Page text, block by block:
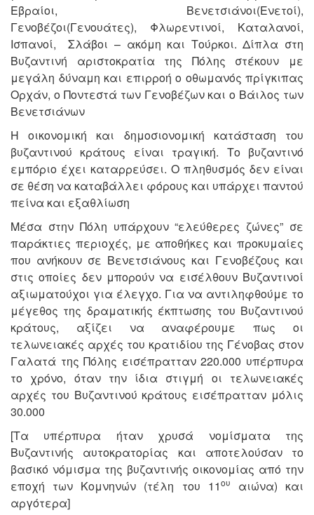
Εβραίοι, Βενετσιάνοι(Ενετοί),
Γενοβέζοι(Γενουάτες), Φλωρεντινοί, Καταλανοί,
Ισπανοί, Σλάβοι – ακόμη και Τούρκοι. Δίπλα στη
Βυζαντινή αριστοκρατία της Πόλης στέκουν με
μεγάλη δύναμη και επιρροή ο οθωμανός πρίγκιπας
Ορχάν, ο Ποντεστά των Γενοβέζων και ο Βάιλος των
Βενετσιάνων
Η οικονομική και δημοσιονομική κατάσταση του
βυζαντινού κράτους είναι τραγική. Το βυζαντινό
εμπόριο έχει καταρρεύσει. Ο πληθυσμός δεν είναι
σε θέση να καταβάλλει φόρους και υπάρχει παντού
πείνα και εξαθλίωση
Μέσα στην Πόλη υπάρχουν “ελεύθερες ζώνες” σε
παράκτιες περιοχές, με αποθήκες και προκυμαίες
που ανήκουν σε Βενετσιάνους και Γενοβέζους και
στις οποίες δεν μπορούν να εισέλθουν Βυζαντινοί
αξιωματούχοι για έλεγχο. Για να αντιληφθούμε το
μέγεθος της δραματικής έκπτωσης του Βυζαντινού
κράτους, αξίζει να αναφέρουμε πως οι
τελωνειακές αρχές του κρατιδίου της Γένοβας στον
Γαλατά της Πόλης εισέπρατταν 220.000 υπέρπυρα
το χρόνο, όταν την ίδια στιγμή οι τελωνειακές
αρχές του Βυζαντινού κράτους εισέπρατταν μόλις
30.000
[Τα υπέρπυρα ήταν χρυσά νομίσματα της
Βυζαντινής αυτοκρατορίας και αποτελούσαν το
βασικό νόμισμα της βυζαντινής οικονομίας από την
εποχή των Κομνηνών (τέλη του 11ου
αιώνα) και
αργότερα]